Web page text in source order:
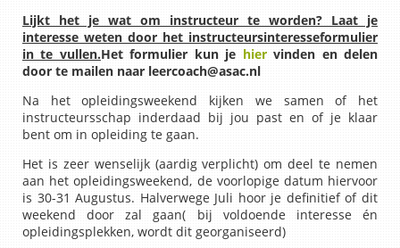
Lijkt het je wat om instructeur te worden? Laat je
interesse weten door het instructeursinteresseformulier
in te vullen.Het formulier kun je hiervinden en delen
door te mailen naar leercoach@asac.nl
Na het opleidingsweekend kijken we samen of het
instructeursschap inderdaad bij jou past en of je klaar
bent om in opleiding te gaan.
Het is zeer wenselijk (aardig verplicht) om deel te nemen
aan het opleidingsweekend, de voorlopige datum hiervoor
is 30-31 Augustus. Halverwege Juli hoor je definitief of dit
weekend door zal gaan( bij voldoende interesse én
opleidingsplekken, wordt dit georganiseerd)